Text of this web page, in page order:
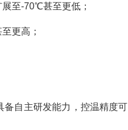
至-70℃甚至更低；
更高；
备自主研发能力，控温精度可